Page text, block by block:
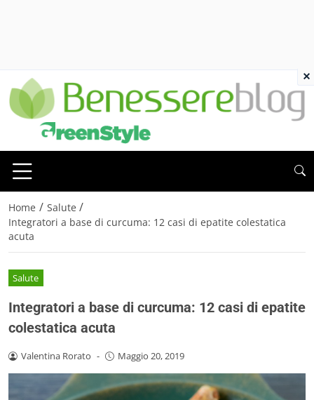
Home / Salute /
Integratori a base di curcuma: 12 casi di epatite colestatica
acuta
Salute
Integratori a base di curcuma: 12 casi di epatite
colestatica acuta
Valentina Rorato - Maggio 20, 2019
×